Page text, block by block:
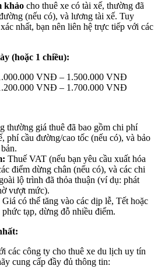
khảo cho thuê xe có tài xế, thường đã
(nếu có), và lương tài xế. Tuy
nhất, bạn nên liên hệ trực tiếp với các
(hoặc 1 chiều):
VNĐ – 1.500.000 VNĐ
VNĐ – 1.700.000 VNĐ
thường giá thuê đã bao gồm chi phí
phí cầu đường/cao tốc (nếu có), và bảo
Thuế VAT (nếu bạn yêu cầu xuất hóa
điểm dừng chân (nếu có), và các chi
lộ trình đã thỏa thuận (ví dụ: phát
vượt mức).
Giá có thể tăng vào các dịp lễ, Tết hoặc
tạp, dừng đỗ nhiều điểm.
các công ty cho thuê xe du lịch uy tín
cung cấp đầy đủ thông tin: